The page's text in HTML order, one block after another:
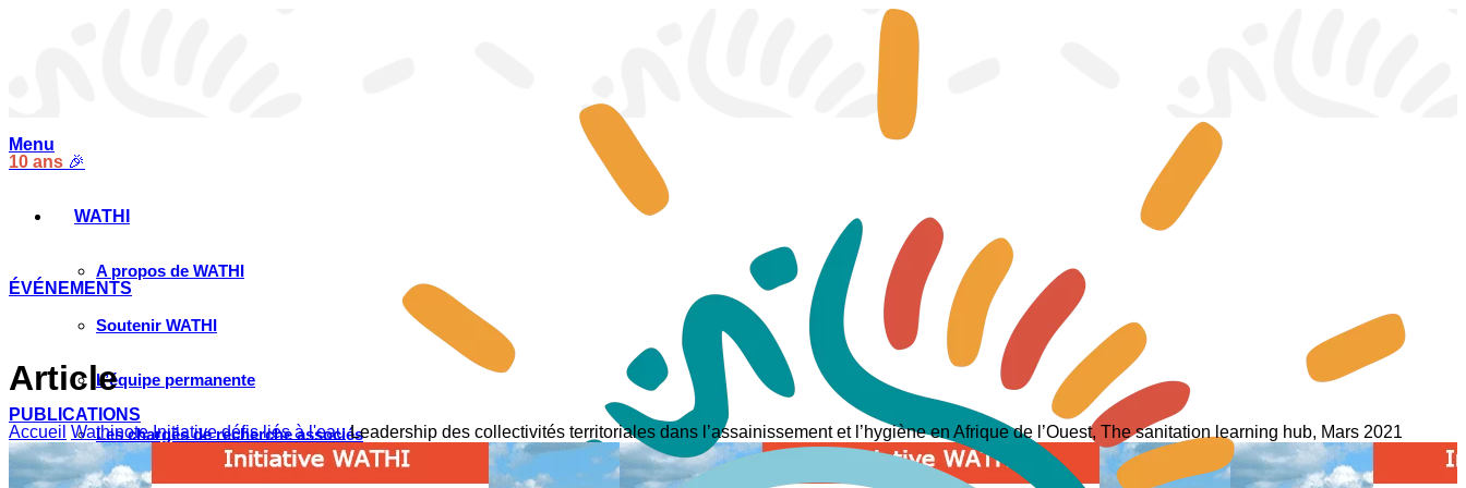
10 ans 🎉
ÉVÉNEMENTS
PUBLICATIONS
Menu
WATHI
A propos de WATHI
Soutenir WATHI
L’équipe permanente
Les chargés de recherche associés
Article
Accueil Wathinote Initiative défis liés à l'eau Leadership des collectivités territoriales dans l’assainissement et l’hygiène en Afrique de l’Ouest, The sanitation learning hub, Mars 2021